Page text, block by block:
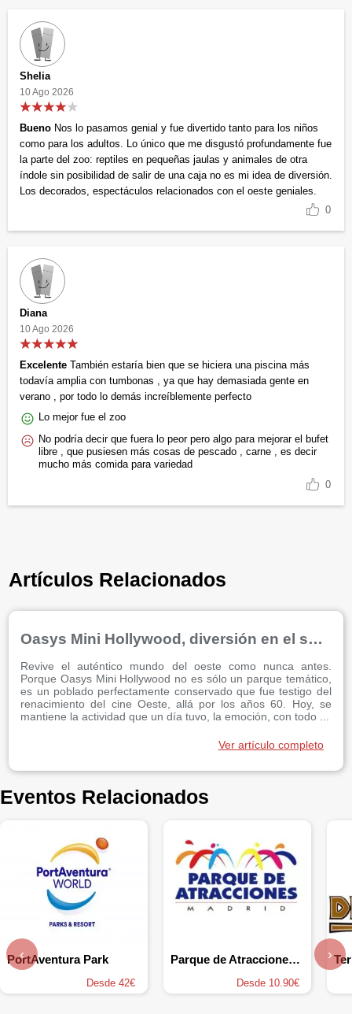
Shelia
10 Ago 2026
Bueno Nos lo pasamos genial y fue divertido tanto para los niños
como para los adultos. Lo único que me disgustó profundamente fue
la parte del zoo: reptiles en pequeñas jaulas y animales de otra
índole sin posibilidad de salir de una caja no es mi idea de diversión.
Los decorados, espectáculos relacionados con el oeste geniales.
0
Diana
10 Ago 2026
Excelente También estaría bien que se hiciera una piscina más
todavía amplia con tumbonas , ya que hay demasiada gente en
verano , por todo lo demás increíblemente perfecto
Lo mejor fue el zoo
No podría decir que fuera lo peor pero algo para mejorar el bufet
libre , que pusiesen más cosas de pescado , carne , es decir
mucho más comida para variedad
0
Artículos Relacionados
Oasys Mini Hollywood, diversión en el salvaje oeste
Revive el auténtico mundo del oeste como nunca antes.
Porque Oasys Mini Hollywood no es sólo un parque temático,
es un poblado perfectamente conservado que fue testigo del
renacimiento del cine Oeste, allá por los años 60. Hoy, se
mantiene la actividad que un día tuvo, la emoción, con todo ...
Ver artículo completo
Eventos Relacionados
PortAventura Park
Desde 42€
Parque de Atracciones de Madrid
Desde 10.90€
‹ ›